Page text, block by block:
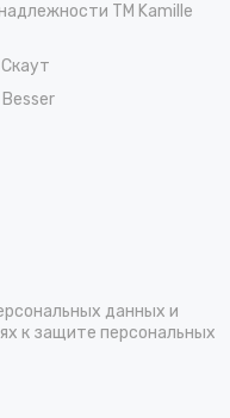
TM Kamille
данных и
к защите персональных